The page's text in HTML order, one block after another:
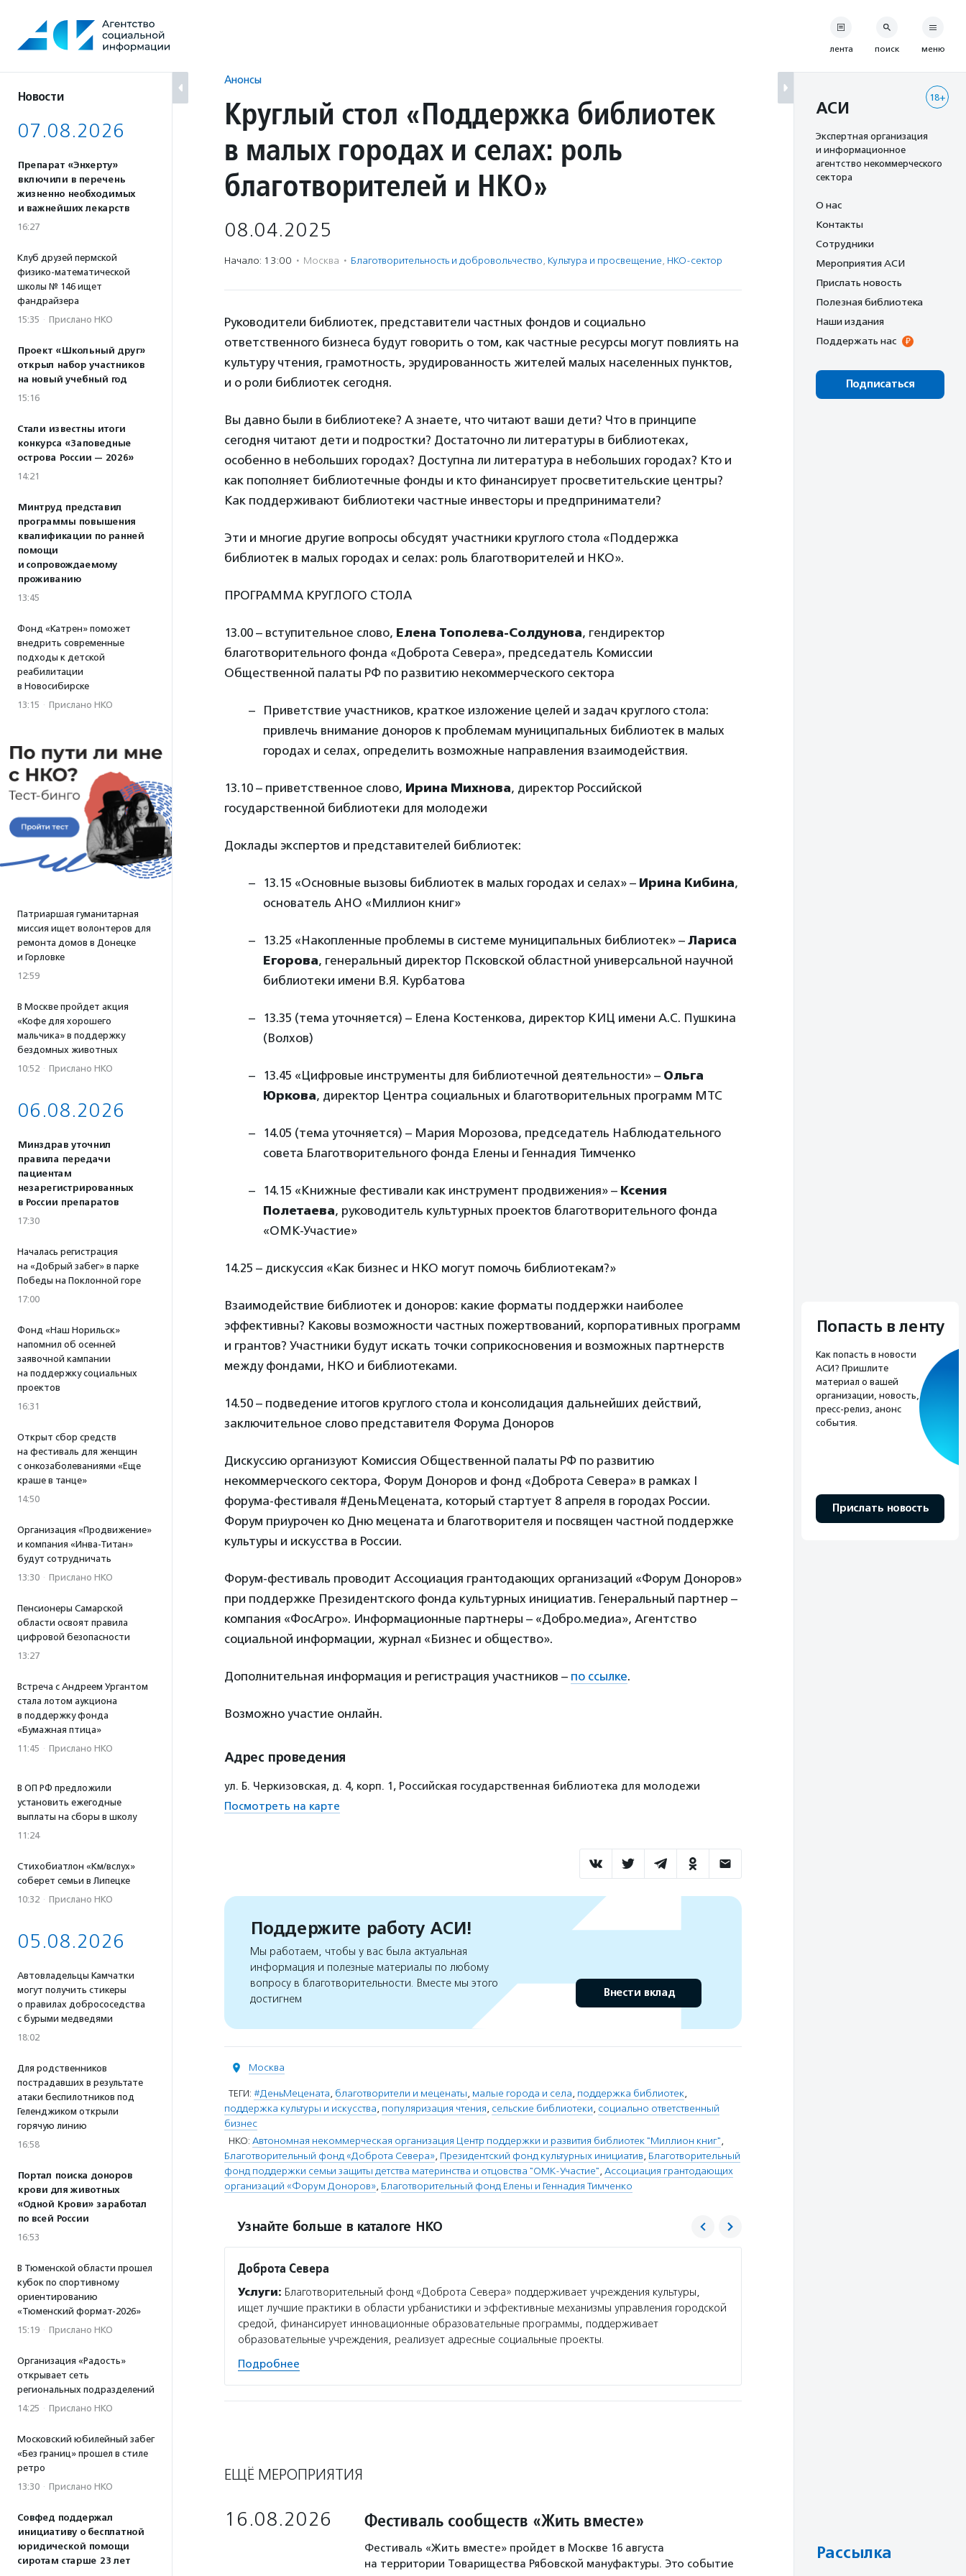
содержанию
Новости
07.08.2026
Препарат «Энхерту»
включили в перечень
жизненно необходимых
и важнейших лекарств
16:27
Клуб друзей пермской
физико-математической
школы № 146 ищет
фандрайзера
15:35 · Прислано НКО
Проект «Школьный друг»
открыл набор участников
на новый учебный год
15:16
Стали известны итоги
конкурса «Заповедные
острова России — 2026»
14:21
Минтруд представил
программы повышения
квалификации по ранней
помощи
и сопровождаемому
проживанию
13:45
Фонд «Катрен» поможет
внедрить современные
подходы к детской
реабилитации
в Новосибирске
13:15 · Прислано НКО
Патриаршая гуманитарная
миссия ищет волонтеров для
ремонта домов в Донецке
и Горловке
12:59
В Москве пройдет акция
«Кофе для хорошего
мальчика» в поддержку
бездомных животных
10:52 · Прислано НКО
06.08.2026
Минздрав уточнил
правила передачи
пациентам
незарегистрированных
в России препаратов
17:30
Началась регистрация
на «Добрый забег» в парке
Победы на Поклонной горе
17:00
Фонд «Наш Норильск»
напомнил об осенней
заявочной кампании
на поддержку социальных
проектов
16:31
Открыт сбор средств
на фестиваль для женщин
с онкозаболеваниями «Еще
краше в танце»
14:50
Организация «Продвижение»
и компания «Инва-Титан»
будут сотрудничать
13:30 · Прислано НКО
Пенсионеры Самарской
области освоят правила
цифровой безопасности
13:27
Встреча с Андреем Ургантом
стала лотом аукциона
в поддержку фонда
«Бумажная птица»
11:45 · Прислано НКО
В ОП РФ предложили
установить ежегодные
выплаты на сборы в школу
11:24
Стихобиатлон «Км/вслух»
соберет семьи в Липецке
10:32 · Прислано НКО
05.08.2026
Автовладельцы Камчатки
могут получить стикеры
о правилах добрососедства
с бурыми медведями
18:02
Для родственников
пострадавших в результате
атаки беспилотников под
Геленджиком открыли
горячую линию
16:58
Портал поиска доноров
крови для животных
«Одной Крови» заработал
по всей России
16:53
В Тюменской области прошел
кубок по спортивному
ориентированию
«Тюменский формат-2026»
15:19 · Прислано НКО
Организация «Радость»
открывает сеть
региональных подразделений
14:25 · Прислано НКО
Московский юбилейный забег
«Без границ» прошел в стиле
ретро
13:30 · Прислано НКО
Совфед поддержал
инициативу о бесплатной
юридической помощи
сиротам старше 23 лет
Анонсы
Круглый стол «Поддержка библиотек
в малых городах и селах: роль
благотворителей и НКО»
08.04.2025
Начало: 13:00 · Москва · Благотвори­тель­ность и доброволь­чест­во, Культура и просвещение, НКО-сектор
Руководители библиотек, представители частных фондов и социально
ответственного бизнеса будут говорить о том, как частные ресурсы могут повлиять на
культуру чтения, грамотность, эрудированность жителей малых населенных пунктов,
и о роли библиотек сегодня.
Вы давно были в библиотеке? А знаете, что читают ваши дети? Что в принципе
сегодня читают дети и подростки? Достаточно ли литературы в библиотеках,
особенно в небольших городах? Доступна ли литература в небольших городах? Кто и
как пополняет библиотечные фонды и кто финансирует просветительские центры?
Как поддерживают библиотеки частные инвесторы и предприниматели?
Эти и многие другие вопросы обсудят участники круглого стола «Поддержка
библиотек в малых городах и селах: роль благотворителей и НКО».
ПРОГРАММА КРУГЛОГО СТОЛА
13.00 – вступительное слово, Елена Тополева-Солдунова, гендиректор
благотворительного фонда «Доброта Севера», председатель Комиссии
Общественной палаты РФ по развитию некоммерческого сектора
Приветствие участников, краткое изложение целей и задач круглого стола:
привлечь внимание доноров к проблемам муниципальных библиотек в малых
городах и селах, определить возможные направления взаимодействия.
13.10 – приветственное слово, Ирина Михнова, директор Российской
государственной библиотеки для молодежи
Доклады экспертов и представителей библиотек:
13.15 «Основные вызовы библиотек в малых городах и селах» – Ирина Кибина,
основатель АНО «Миллион книг»
13.25 «Накопленные проблемы в системе муниципальных библиотек» – Лариса
Егорова, генеральный директор Псковской областной универсальной научной
библиотеки имени В.Я. Курбатова
13.35 (тема уточняется) – Елена Костенкова, директор КИЦ имени А.С. Пушкина
(Волхов)
13.45 «Цифровые инструменты для библиотечной деятельности» – Ольга
Юркова, директор Центра социальных и благотворительных программ МТС
14.05 (тема уточняется) – Мария Морозова, председатель Наблюдательного
совета Благотворительного фонда Елены и Геннадия Тимченко
14.15 «Книжные фестивали как инструмент продвижения» – Ксения
Полетаева, руководитель культурных проектов благотворительного фонда
«ОМК-Участие»
14.25 – дискуссия «Как бизнес и НКО могут помочь библиотекам?»
Взаимодействие библиотек и доноров: какие форматы поддержки наиболее
эффективны? Каковы возможности частных пожертвований, корпоративных программ
и грантов? Участники будут искать точки соприкосновения и возможных партнерств
между фондами, НКО и библиотеками.
14.50 – подведение итогов круглого стола и консолидация дальнейших действий,
заключительное слово представителя Форума Доноров
Дискуссию организуют Комиссия Общественной палаты РФ по развитию
некоммерческого сектора, Форум Доноров и фонд «Доброта Севера» в рамках I
форума-фестиваля #ДеньМецената, который стартует 8 апреля в городах России.
Форум приурочен ко Дню мецената и благотворителя и посвящен частной поддержке
культуры и искусства в России.
Форум-фестиваль проводит Ассоциация грантодающих организаций «Форум Доноров»
при поддержке Президентского фонда культурных инициатив. Генеральный партнер –
компания «ФосАгро». Информационные партнеры – «Добро.медиа», Агентство
социальной информации, журнал «Бизнес и общество».
Дополнительная информация и регистрация участников – по ссылке.
Возможно участие онлайн.
Адрес проведения
ул. Б. Черкизовская, д. 4, корп. 1, Российская государственная библиотека для молодежи
Посмотреть на карте
Поддержите работу АСИ!
Мы работаем, чтобы у вас была актуальная
информация и полезные материалы по любому
вопросу в благотворительности. Вместе мы этого
достигнем
Внести вклад
Москва
ТЕГИ: #ДеньМецената, благотворители и меценаты, малые города и села, поддержка библиотек,
поддержка культуры и искусства, популяризация чтения, сельские библиотеки, социально ответственный
бизнес
НКО: Автономная некоммерческая организация Центр поддержки и развития библиотек "Миллион книг",
Благотворительный фонд «Доброта Севера», Президентский фонд культурных инициатив, Благотворительный
фонд поддержки семьи защиты детства материнства и отцовства "ОМК-Участие", Ассоциация грантодающих
организаций «Форум Доноров», Благотворительный фонд Елены и Геннадия Тимченко
Узнайте больше в каталоге НКО
Доброта Севера
Услуги: Благотворительный фонд «Доброта Севера» поддерживает учреждения культуры,
ищет лучшие практики в области урбанистики и эффективные механизмы управления городской
средой, финансирует инновационные образовательные программы, поддерживает
образовательные учреждения, реализует адресные социальные проекты.
Подробнее
ЕЩЁ МЕРОПРИЯТИЯ
16.08.2026 Фестиваль сообществ «Жить вместе»
Фестиваль «Жить вместе» пройдет в Москве 16 августа
на территории Товарищества Рябовской мануфактуры. Это событие
лента поиск меню
18+
АСИ
Экспертная организация
и информационное
агентство некоммерческого
сектора
О нас
Контакты
Сотрудники
Мероприятия АСИ
Прислать новость
Полезная библиотека
Наши издания
Поддержать нас
Подписаться
Попасть в ленту
Как попасть в новости
АСИ? Пришлите
материал о вашей
организации, новость,
пресс-релиз, анонс
события.
Прислать новость
Рассылка